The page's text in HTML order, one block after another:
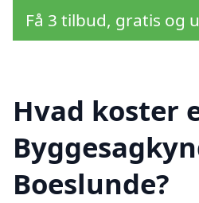
Få 3 tilbud, gratis og
Hvad koster
Boeslunde?